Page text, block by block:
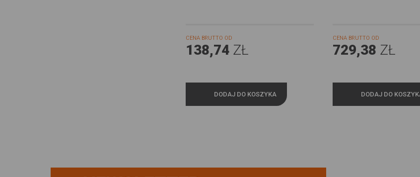
CENA BRUTTO OD
138,74ZŁ
DODAJ DO KOSZYKA
CENA BRUTTO OD
729,38 ZŁ
DODAJ DO